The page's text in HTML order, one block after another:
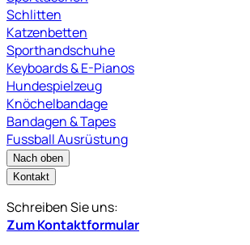
Schlitten
Katzenbetten
Sporthandschuhe
Keyboards & E-Pianos
Hundespielzeug
Knöchelbandage
Bandagen & Tapes
Fussball Ausrüstung
Nach oben
Kontakt
Schreiben Sie uns:
Zum Kontaktformular